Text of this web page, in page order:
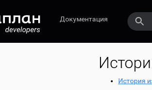
Документация
История